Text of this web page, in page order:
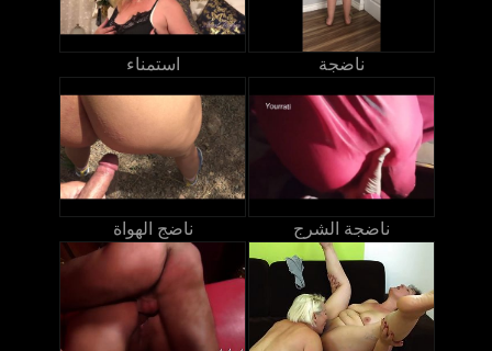
استمناء ناضجة
ناضج الهواة ناضجة الشرج